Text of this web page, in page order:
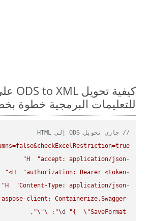
للتعليمات البرمجية خطوة
// جاري تحويل ODS إلى HTML
-
H
"accept: application/json"
-
H
"authorization: Bearer <token>"
-
H
"Content-Type: application/json"
-
client: Containerize.Swagger"
-
d "{ \"SaveFormat
\"
:
\"
\"